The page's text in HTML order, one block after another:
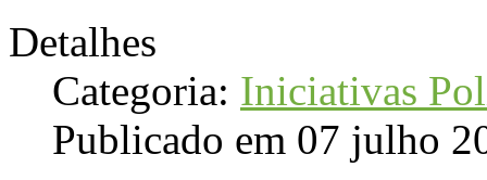
Detalhes
Categoria: Iniciativas
Publicado em 07 julho